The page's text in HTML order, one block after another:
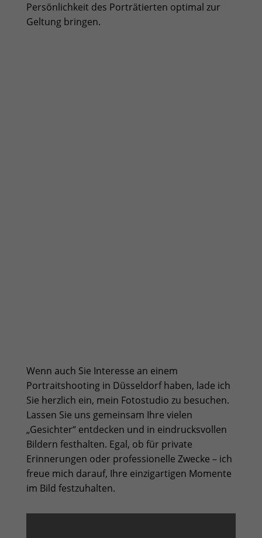
Persönlichkeit des Porträtierten optimal zur
Geltung bringen.
Wenn auch Sie Interesse an einem
Portraitshooting in Düsseldorf haben, lade ich
Sie herzlich ein, mein Fotostudio zu besuchen.
Lassen Sie uns gemeinsam Ihre vielen
„Gesichter“ entdecken und in eindrucksvollen
Bildern festhalten. Egal, ob für private
Erinnerungen oder professionelle Zwecke – ich
freue mich darauf, Ihre einzigartigen Momente
im Bild festzuhalten.